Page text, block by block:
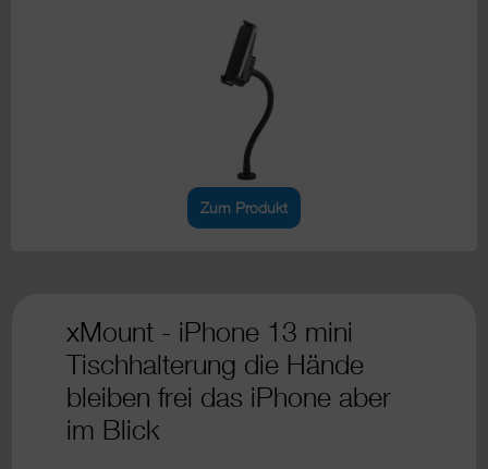
Zum Produkt
xMount - iPhone 13 mini
Tischhalterung die Hände
bleiben frei das iPhone aber
im Blick